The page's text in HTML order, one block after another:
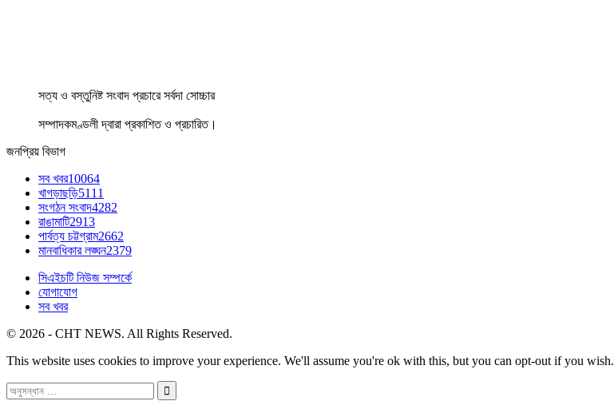
সত্য ও বস্তুনিষ্ট সংবাদ প্রচারে সর্বদা সোচ্চার
সম্পাদকমণ্ডলী দ্বারা প্রকাশিত ও প্রচারিত।
জনপ্রিয় বিভাগ
সব খবর10064
খাগড়াছড়ি5111
সংগঠন সংবাদ4282
রাঙামাটি2913
পার্বত্য চট্টগ্রাম2662
মানবাধিকার লঙ্ঘন2379
সিএইচটি নিউজ সম্পর্কে
যোগাযোগ
সব খবর
© 2026 - CHT NEWS. All Rights Reserved.
This website uses cookies to improve your experience. We'll assume you're ok with this, but you can opt-out if you wish.